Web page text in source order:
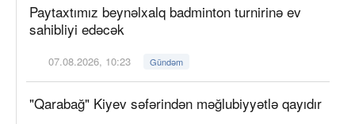
Paytaxtımız beynəlxalq badminton turnirinə ev
sahibliyi edəcək
07.08.2026, 10:23 Gündəm
"Qarabağ" Kiyev səfərindən məğlubiyyətlə qayıdır